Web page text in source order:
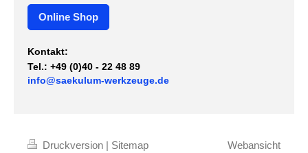
Online Shop
Kontakt:
Tel.: +49 (0)40 - 22 48 89
info@saekulum-werkzeuge.de
Druckversion | Sitemap Webansicht